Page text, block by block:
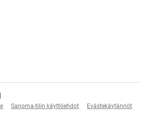
Sanoma-tilin käyttöehdot Evästekäytännöt